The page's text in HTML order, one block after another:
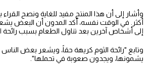
وأشار إلى أن هذا المنتج مفيد للغاية ونصح القراء
أكثر. في الوقت نفسه، أكد المدون أن البعض
إلى أشخاص آخرين بعد تناول الطعام بسبب رائحة
وتابع "رائحة الثوم كريهة حقاً، ويشعر بعض الناس
يشمونها، ويجدون صعوبة في تحملها".